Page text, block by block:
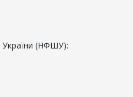
України (НФШУ):